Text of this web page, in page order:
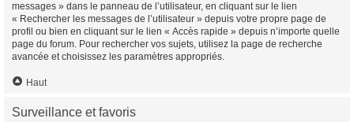
messages » dans le panneau de l’utilisateur, en cliquant sur le lien
« Rechercher les messages de l’utilisateur » depuis votre propre page de
profil ou bien en cliquant sur le lien « Accès rapide » depuis n’importe quelle
page du forum. Pour rechercher vos sujets, utilisez la page de recherche
avancée et choisissez les paramètres appropriés.
Haut
Surveillance et favoris